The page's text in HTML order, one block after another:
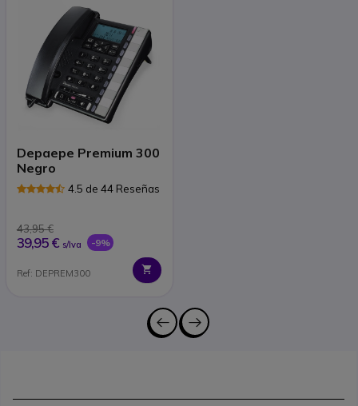
Depaepe Premium 300
Negro
4.5 de 44 Reseñas
43,95 €
39,95 € s/Iva -9%
Ref: DEPREM300